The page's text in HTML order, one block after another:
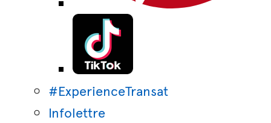
#ExperienceTransat
Infolettre